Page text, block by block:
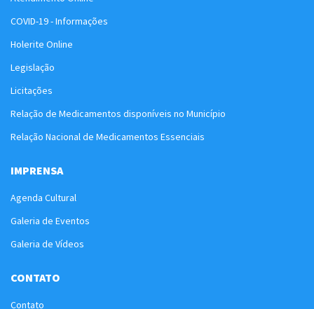
COVID-19 - Informações
Holerite Online
Legislação
Licitações
Relação de Medicamentos disponíveis no Município
Relação Nacional de Medicamentos Essenciais
IMPRENSA
Agenda Cultural
Galeria de Eventos
Galeria de Vídeos
CONTATO
Contato